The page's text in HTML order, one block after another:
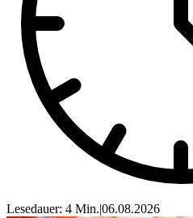
Lesedauer: 4 Min.|06.08.2026